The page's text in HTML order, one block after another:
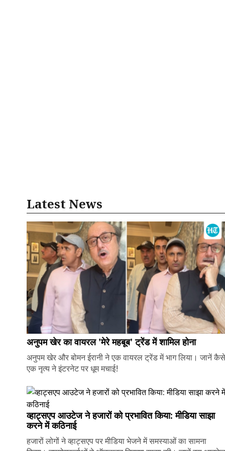
Latest News
अनुपम खेर का वायरल 'मेरे महबूब' ट्रेंड में शामिल होना
अनुपम खेर और बोमन ईरानी ने एक वायरल ट्रेंड में भाग लिया। जानें कैसे
एक नृत्य ने इंटरनेट पर धूम मचाई!
व्हाट्सएप आउटेज ने हजारों को प्रभावित किया: मीडिया साझा
करने में कठिनाई
हजारों लोगों ने व्हाट्सएप पर मीडिया भेजने में समस्याओं का सामना